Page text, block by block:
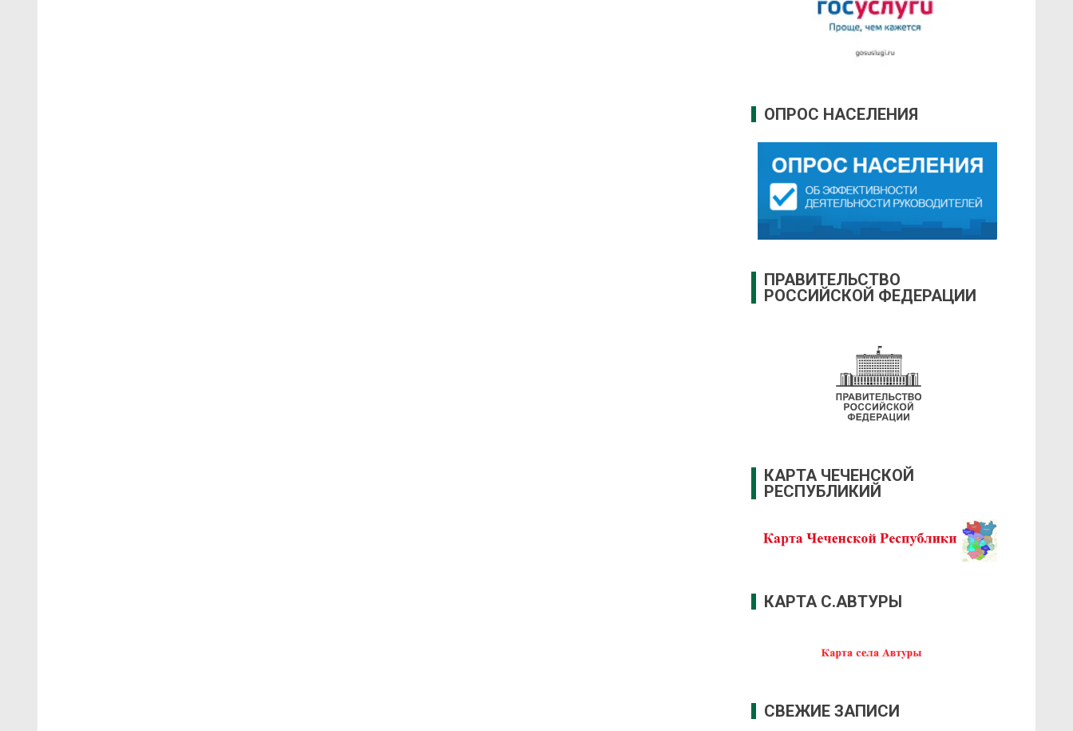
ОПРОС НАСЕЛЕНИЯ
ПРАВИТЕЛЬСТВО
РОССИЙСКОЙ ФЕДЕРАЦИИ
КАРТА ЧЕЧЕНСКОЙ
РЕСПУБЛИКИЙ
КАРТА С.АВТУРЫ
СВЕЖИЕ ЗАПИСИ